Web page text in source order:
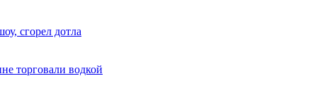
сгорел дотла
торговали водкой